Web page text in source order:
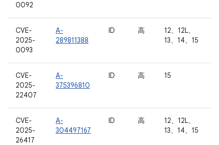
0092
CVE-
2025-
0093
A-
289811388
ID 高
12、12L、
13、14、15
CVE-
2025-
22407
A-
375396810
ID 高 15
CVE-
2025-
26417
A-
304497167
ID 高
12、12L、
13、14、15